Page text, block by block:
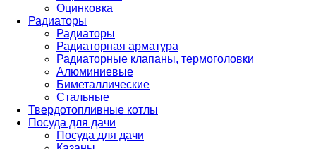
Оцинковка
Радиаторы
Радиаторы
Радиаторная арматура
Радиаторные клапаны, термоголовки
Алюминиевые
Биметаллические
Стальные
Твердотопливные котлы
Посуда для дачи
Посуда для дачи